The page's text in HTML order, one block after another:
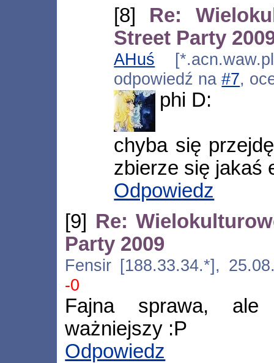
[8] Re:
Street Party
AHuś
odpowiedź na#7,
phi D:
chyba się
zbierze się jakaś
Odpowiedz
[9] Re:
Party 2009
Fensir [188.33.34.*],
-0
Fajna sprawa,
ważniejszy :P
Odpowiedz